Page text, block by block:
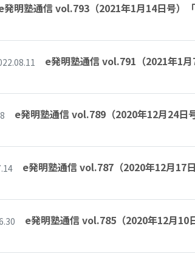
発明塾通信 vol.793（2021年1月14日号）
e発明塾通信 vol.791（2021年1
e発明塾通信 vol.789（2020年12月24日
e発明塾通信 vol.787（2020年12月17
e発明塾通信 vol.785（2020年12月10